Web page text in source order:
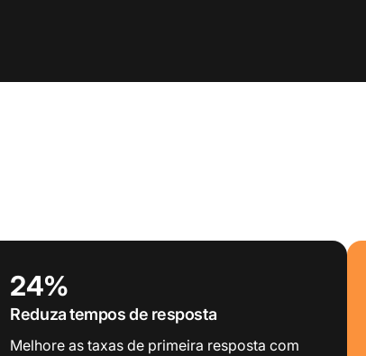
24%
Reduza tempos de resposta
Melhore as taxas de primeira resposta com